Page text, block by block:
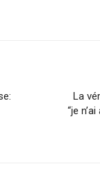
La
“je